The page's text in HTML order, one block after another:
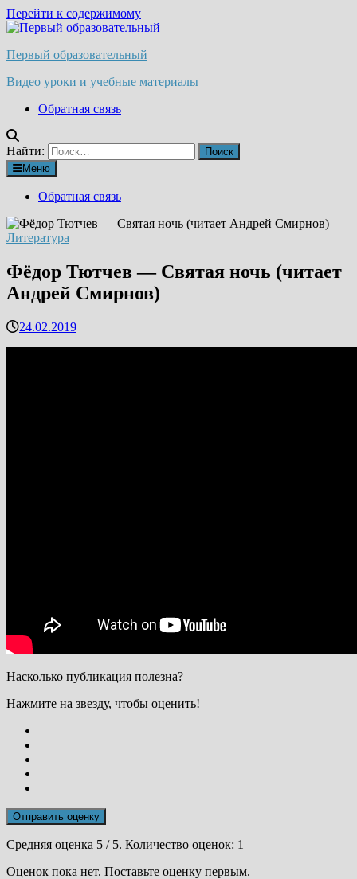
Перейти к содержимому
Первый образовательный
Видео уроки и учебные материалы
Обратная связь
Найти:
Меню
Обратная связь
Литература
Фёдор Тютчев — Святая ночь (читает
Андрей Смирнов)
24.02.2019
Насколько публикация полезна?
Нажмите на звезду, чтобы оценить!
Отправить оценку
Средняя оценка 5 / 5. Количество оценок: 1
Оценок пока нет. Поставьте оценку первым.